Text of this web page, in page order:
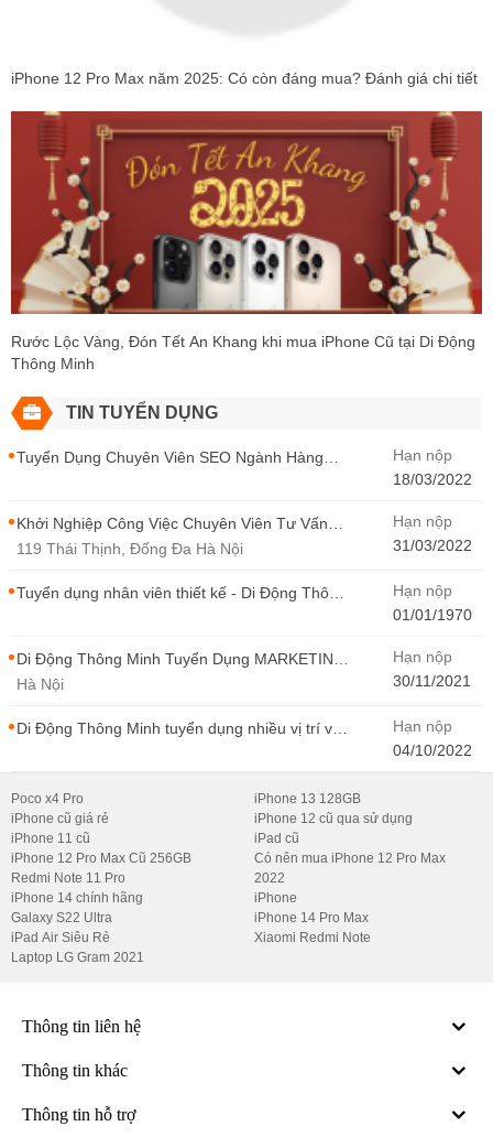
iPhone 12 Pro Max năm 2025: Có còn đáng mua? Đánh giá chi tiết
Rước Lộc Vàng, Đón Tết An Khang khi mua iPhone Cũ tại Di Động
Thông Minh
TIN TUYỂN DỤNG
Tuyển Dụng Chuyên Viên SEO Ngành Hàng
Hạn nộp
18/03/2022
Khởi Nghiệp Công Việc Chuyên Viên Tư Vấn
Bán Hàng Di Động Thông Minh
119 Thái Thịnh, Đống Đa Hà Nội
Hạn nộp
31/03/2022
Tuyển dụng nhân viên thiết kế - Di Động Thông
Hạn nộp
01/01/1970
Di Động Thông Minh Tuyển Dụng MARKETING
- CONTENT WIRITER
Hà Nội
Hạn nộp
30/11/2021
Di Động Thông Minh tuyển dụng nhiều vị trí với
Thông Minh
Hạn nộp
04/10/2022
Poco x4 Pro
iPhone cũ giá rẻ
iPhone 11 cũ
iPhone 12 Pro Max Cũ 256GB
Redmi Note 11 Pro
iPhone 14 chính hãng
Galaxy S22 Ultra
iPad Air Siêu Rẻ
Laptop LG Gram 2021
iPhone 13 128GB
iPhone 12 cũ qua sử dụng
iPad cũ
Có nên mua iPhone 12 Pro Max
2022
iPhone
iPhone 14 Pro Max
Xiaomi Redmi Note
Thông tin liên hệ
Thông tin khác
Thông tin hỗ trợ